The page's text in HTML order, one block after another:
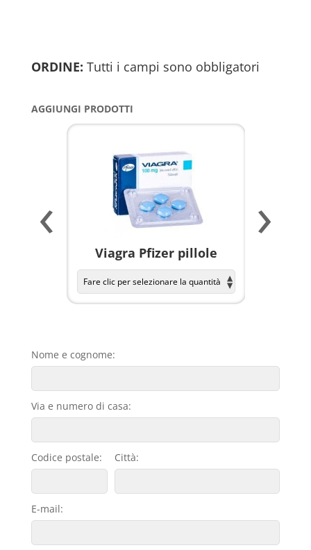
ORDINE: Tutti i campi sono obbligatori
AGGIUNGI PRODOTTI
Viagra Pfizer pillole
‹ ›
Nome e cognome:
Via e numero di casa:
Codice postale: Città:
E-mail: